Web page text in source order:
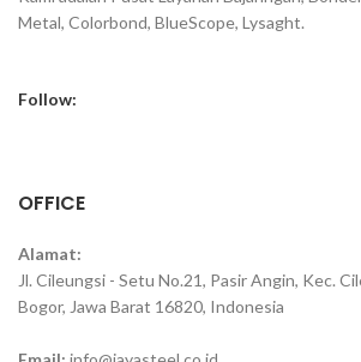
Metal, Colorbond, BlueScope, Lysaght.
Follow:
OFFICE
Alamat:
Jl. Cileungsi - Setu No.21, Pasir Angin, Kec.
Bogor, Jawa Barat 16820, Indonesia